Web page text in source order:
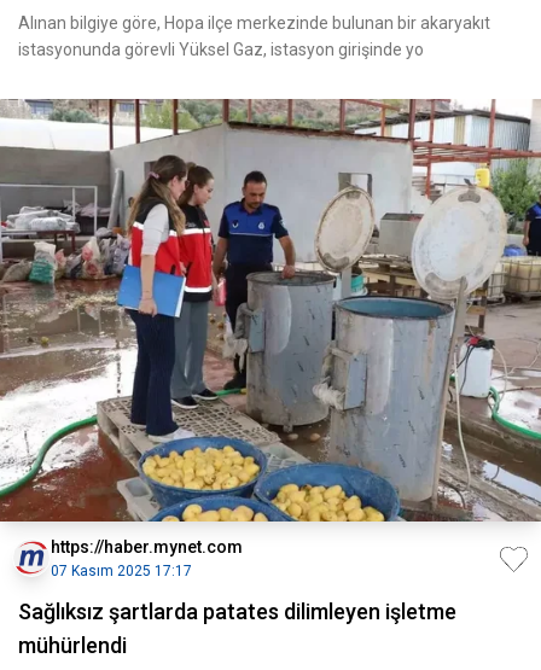
Alınan bilgiye göre, Hopa ilçe merkezinde bulunan bir akaryakıt
istasyonunda görevli Yüksel Gaz, istasyon girişinde yo
https://haber.mynet.com
07 Kasım 2025 17:17
Sağlıksız şartlarda patates dilimleyen işletme
mühürlendi